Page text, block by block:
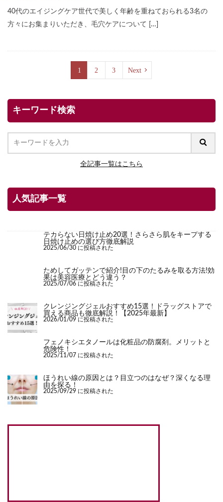
40代のエイジングケア世代で美しく年齢を重ねておられる3名の
方々にお集まりいただき、毛穴ケアについて […]
1 2 3 Next
キーワード検索
全記事一覧はこちら
人気記事一覧
テカらない日焼け止め20選！さらさら肌をキープする
日焼け止めの選び方徹底解説
2025/06/30 に投稿された
ためしてガッテンで紹介!目の下のたるみを取る方法!効
果は美容医療とどう違う？
2025/07/06 に投稿された
クレンジングジェルおすすめ15選！ドラッグストアで
買える商品も徹底解説！【2025年最新】
2026/01/09 に投稿された
フェノキシエタノールは化粧品の防腐剤。メリットと
危険性！
2025/11/07 に投稿された
ほうれい線の原因とは？目立つのはなぜ？深くなる理
由を探る！
2025/09/29 に投稿された